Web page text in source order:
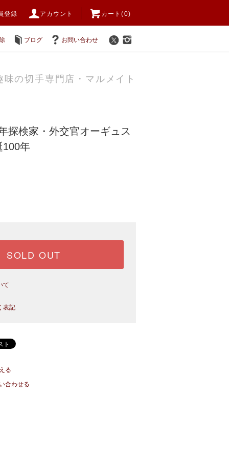
登録 アカウント カート(0)
ブログ お問い合わせ
味の切手専門店・マルメイト
探検家・外交官オーギュス
100年
SOLD OUT
て
表記
る
合わせる